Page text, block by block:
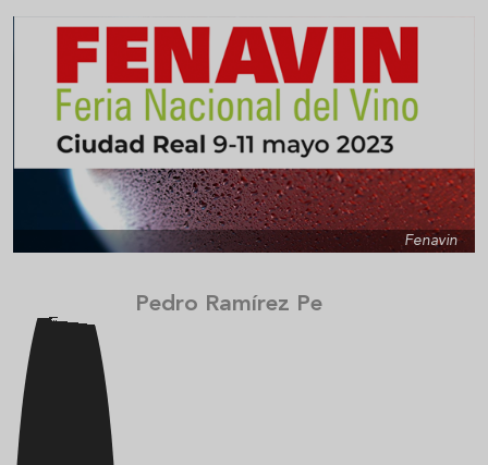
Fenavin
Pedro Ramírez Pe